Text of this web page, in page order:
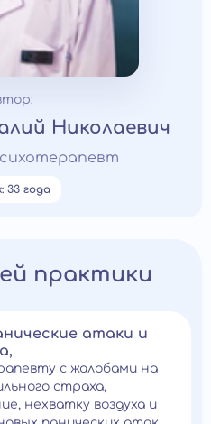
Николаевич
33 года
практики
атаки и
с жалобами на
страха,
нехватку воздуха и